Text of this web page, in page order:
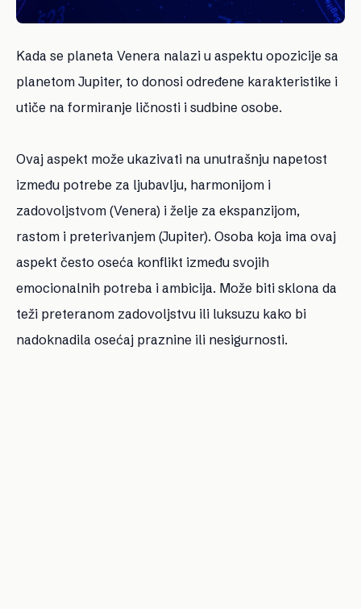
Kada se planeta Venera nalazi u aspektu opozicije sa
planetom Jupiter, to donosi određene karakteristike i
utiče na formiranje ličnosti i sudbine osobe.
Ovaj aspekt može ukazivati na unutrašnju napetost
između potrebe za ljubavlju, harmonijom i
zadovoljstvom (Venera) i želje za ekspanzijom,
rastom i preterivanjem (Jupiter). Osoba koja ima ovaj
aspekt često oseća konflikt između svojih
emocionalnih potreba i ambicija. Može biti sklona da
teži preteranom zadovoljstvu ili luksuzu kako bi
nadoknadila osećaj praznine ili nesigurnosti.